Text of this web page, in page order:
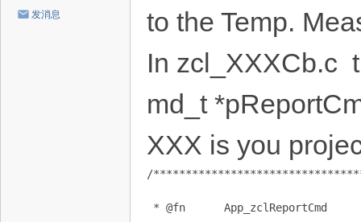
发消息
to the Temp.
In zcl_XXXCb.c
md_t
XXX is you
/
* @fn      App_zclReportCmd